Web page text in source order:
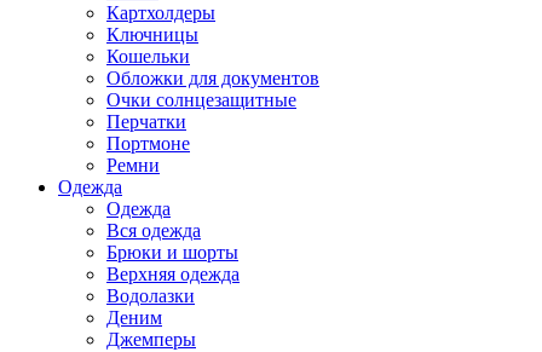
Картхолдеры
Ключницы
Кошельки
Обложки для документов
Очки солнцезащитные
Перчатки
Портмоне
Ремни
Одежда
Одежда
Вся одежда
Брюки и шорты
Верхняя одежда
Водолазки
Деним
Джемперы